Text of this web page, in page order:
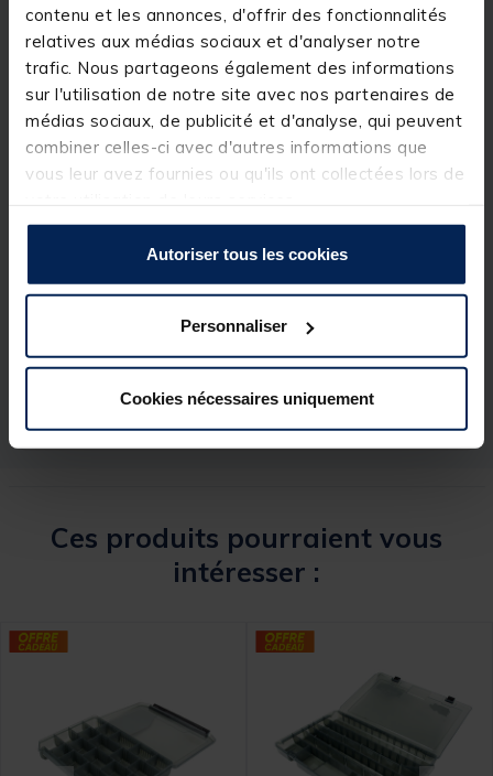
contenu et les annonces, d'offrir des fonctionnalités
relatives aux médias sociaux et d'analyser notre
trafic. Nous partageons également des informations
sur l'utilisation de notre site avec nos partenaires de
médias sociaux, de publicité et d'analyse, qui peuvent
combiner celles-ci avec d'autres informations que
vous leur avez fournies ou qu'ils ont collectées lors de
Autoriser tous les cookies
Personnaliser
Cookies nécessaires uniquement
Boîte Versusmulti-rangement àcompartiments
modulableséquipée de 3 séparations.
Spécifications
20627-1
Marque
VERSUS
Ces produits pourraient vous
intéresser :